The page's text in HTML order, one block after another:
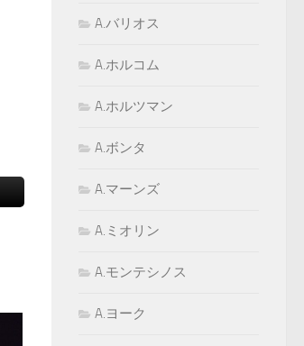
A.バリオス
A.ホルコム
A.ホルツマン
A.ボンタ
A.マーンズ
A.ミオリン
A.モンテシノス
A.ヨーク